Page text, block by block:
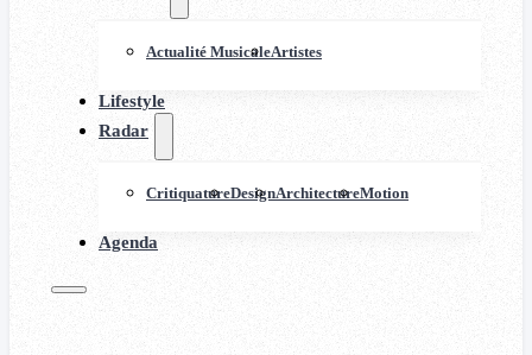
Actualité MusicaleArtistes
Lifestyle
Radar
CritiquatureDesignArchitectureMotion
Agenda